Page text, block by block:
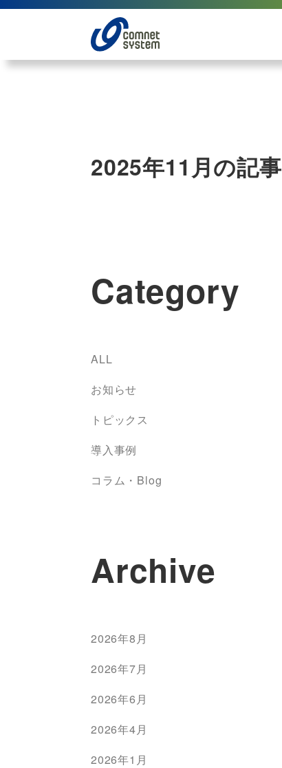
2025年11月の記事
Category
ALL
お知らせ
トピックス
導入事例
コラム・Blog
Archive
2026年8月
2026年7月
2026年6月
2026年4月
2026年1月